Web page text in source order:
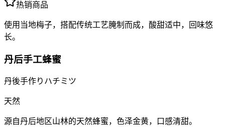
热销商品
使用当地梅子，搭配传统工艺腌制而成，酸甜适中，回味悠
长。
丹后手工蜂蜜
丹後手作りハチミツ
天然
源自丹后地区山林的天然蜂蜜，色泽金黄，口感清甜。